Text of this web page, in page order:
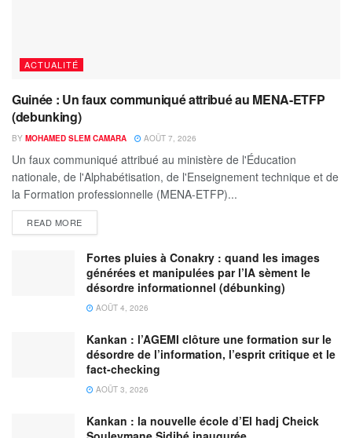
ACTUALITÉ
Guinée : Un faux communiqué attribué au MENA-ETFP
(debunking)
BY MOHAMED SLEM CAMARA AOÛT 7, 2026
Un faux communiqué attribué au ministère de l'Éducation
nationale, de l'Alphabétisation, de l'Enseignement technique et de
la Formation professionnelle (MENA-ETFP)...
READ MORE
Fortes pluies à Conakry : quand les images
générées et manipulées par l’IA sèment le
désordre informationnel (débunking)
AOÛT 4, 2026
Kankan : l’AGEMI clôture une formation sur le
désordre de l’information, l’esprit critique et le
fact-checking
AOÛT 3, 2026
Kankan : la nouvelle école d’El hadj Cheick